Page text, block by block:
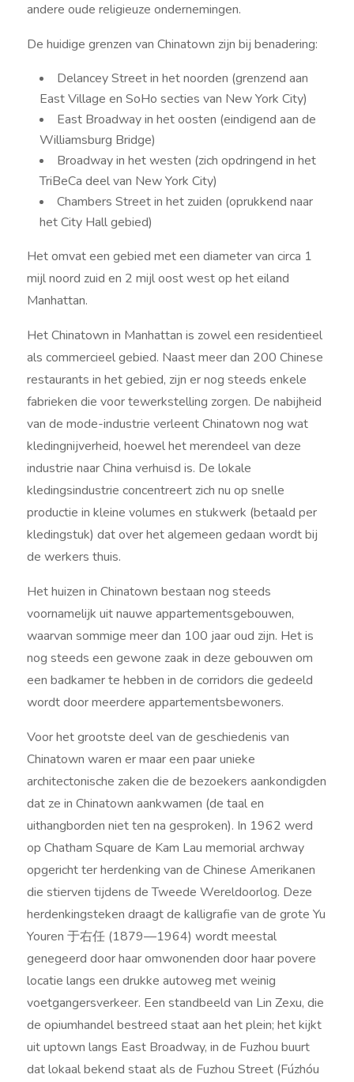
andere oude religieuze ondernemingen.
De huidige grenzen van Chinatown zijn bij benadering:
Delancey Street in het noorden (grenzend aan
East Village en SoHo secties van New York City)
East Broadway in het oosten (eindigend aan de
Williamsburg Bridge)
Broadway in het westen (zich opdringend in het
TriBeCa deel van New York City)
Chambers Street in het zuiden (oprukkend naar
het City Hall gebied)
Het omvat een gebied met een diameter van circa 1
mijl noord zuid en 2 mijl oost west op het eiland
Manhattan.
Het Chinatown in Manhattan is zowel een residentieel
als commercieel gebied. Naast meer dan 200 Chinese
restaurants in het gebied, zijn er nog steeds enkele
fabrieken die voor tewerkstelling zorgen. De nabijheid
van de mode-industrie verleent Chinatown nog wat
kledingnijverheid, hoewel het merendeel van deze
industrie naar China verhuisd is. De lokale
kledingsindustrie concentreert zich nu op snelle
productie in kleine volumes en stukwerk (betaald per
kledingstuk) dat over het algemeen gedaan wordt bij
de werkers thuis.
Het huizen in Chinatown bestaan nog steeds
voornamelijk uit nauwe appartementsgebouwen,
waarvan sommige meer dan 100 jaar oud zijn. Het is
nog steeds een gewone zaak in deze gebouwen om
een badkamer te hebben in de corridors die gedeeld
wordt door meerdere appartementsbewoners.
Voor het grootste deel van de geschiedenis van
Chinatown waren er maar een paar unieke
architectonische zaken die de bezoekers aankondigden
dat ze in Chinatown aankwamen (de taal en
uithangborden niet ten na gesproken). In 1962 werd
op Chatham Square de Kam Lau memorial archway
opgericht ter herdenking van de Chinese Amerikanen
die stierven tijdens de Tweede Wereldoorlog. Deze
herdenkingsteken draagt de kalligrafie van de grote Yu
Youren 于右任 (1879—1964) wordt meestal
genegeerd door haar omwonenden door haar povere
locatie langs een drukke autoweg met weinig
voetgangersverkeer. Een standbeeld van Lin Zexu, die
de opiumhandel bestreed staat aan het plein; het kijkt
uit uptown langs East Broadway, in de Fuzhou buurt
dat lokaal bekend staat als de Fuzhou Street (Fúzhóu